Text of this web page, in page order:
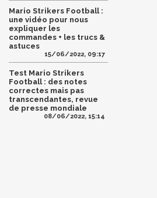
Mario Strikers Football :
une vidéo pour nous
expliquer les
commandes + les trucs &
astuces
15/06/2022, 09:17
Test Mario Strikers
Football : des notes
correctes mais pas
transcendantes, revue
de presse mondiale
08/06/2022, 15:14